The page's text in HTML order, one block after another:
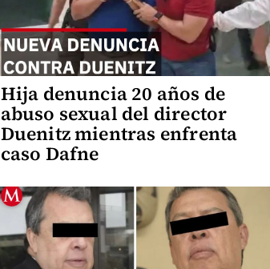
Hija denuncia 20 años de
abuso sexual del director
Duenitz mientras enfrenta
caso Dafne